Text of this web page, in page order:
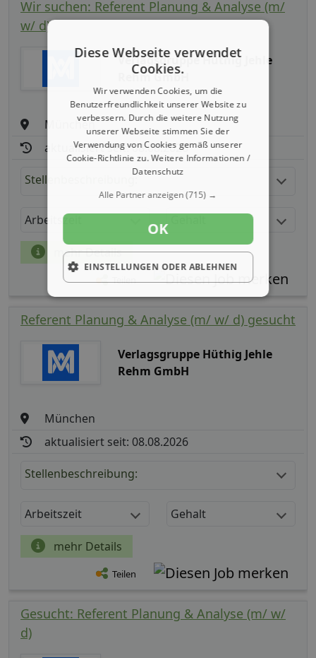
Wir suchen: Referent Planung & Analyse (m/
w/ d)
Verlagsgruppe Hüthig Jehle
Rehm GmbH
München
aktualisiert seit: 08.08.2026
Stellenbeschreibung:
Arbeitszeit
mehr Details
Teilen
Referent Planung & Analyse (m/ w/ d) gesucht
Verlagsgruppe Hüthig Jehle
Rehm GmbH
München
aktualisiert seit: 08.08.2026
Stellenbeschreibung:
Arbeitszeit Gehalt
mehr Details
Teilen
Gesucht: Referent Planung & Analyse (m/ w/
d)
Diese Webseite verwendet
Cookies.
Wir verwenden Cookies, um die
Benutzerfreundlichkeit unserer Website zu
verbessern. Durch die weitere Nutzung
unserer Webseite stimmen Sie der
Verwendung von Cookies gemäß unserer
Cookie-Richtlinie zu.Weitere Informationen /
Datenschutz
Alle Partner anzeigen(715) →
OK
EINSTELLUNGEN ODER ABLEHNEN